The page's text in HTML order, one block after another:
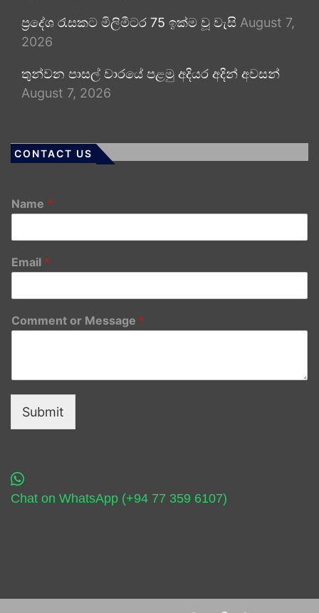
ප්‍රදේශ රැසකට මිලිමීටර 75 ඉක්ම වූ වැසි August 7,
2026
තුන්වන පාසල් වාරයේ පළමු අදියර අදින් අවසන්
August 7, 2026
CONTACT US
Name *
Email *
Comment or Message *
Submit
Chat on WhatsApp (+94 77 359 6107)